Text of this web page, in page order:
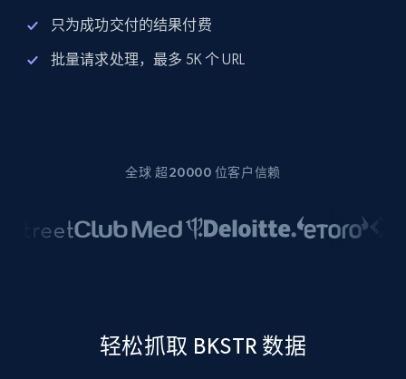
只为成功交付的结果付费
批量请求处理，最多 5K 个 URL
全球 超20000 位客户信赖
轻松抓取 BKSTR 数据